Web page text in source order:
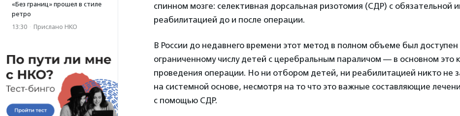
«Без границ» прошел в стиле
ретро
13:30 · Прислано НКО
спинном мозге: селективная дорсальная ризотомия (СДР) с обязательной
реабилитацией до и после операции.
В России до недавнего времени этот метод в полном объеме был доступен
ограниченному числу детей с церебральным параличом — в основном это
проведения операции. Но ни отбором детей, ни реабилитацией никто не
на системной основе, несмотря на то что это важные составляющие
с помощью СДР.